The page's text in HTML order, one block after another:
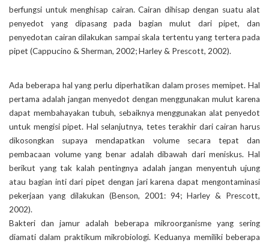
berfungsi untuk menghisap cairan. Cairan dihisap dengan suatu alat
penyedot yang dipasang pada bagian mulut dari pipet, dan
penyedotan cairan dilakukan sampai skala tertentu yang tertera pada
pipet (Cappucino & Sherman, 2002; Harley & Prescott, 2002).
Ada beberapa hal yang perlu diperhatikan dalam proses memipet. Hal
pertama adalah jangan menyedot dengan menggunakan mulut karena
dapat membahayakan tubuh, sebaiknya menggunakan alat penyedot
untuk mengisi pipet. Hal selanjutnya, tetes terakhir dari cairan harus
dikosongkan supaya mendapatkan volume secara tepat dan
pembacaan volume yang benar adalah dibawah dari meniskus. Hal
berikut yang tak kalah pentingnya adalah jangan menyentuh ujung
atau bagian inti dari pipet dengan jari karena dapat mengontaminasi
pekerjaan yang dilakukan (Benson, 2001: 94; Harley & Prescott,
2002).
Bakteri dan jamur adalah beberapa mikroorganisme yang sering
diamati dalam praktikum mikrobiologi. Keduanya memiliki beberapa